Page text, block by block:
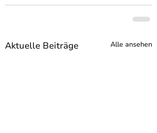
Aktuelle Beiträge Alle ansehen